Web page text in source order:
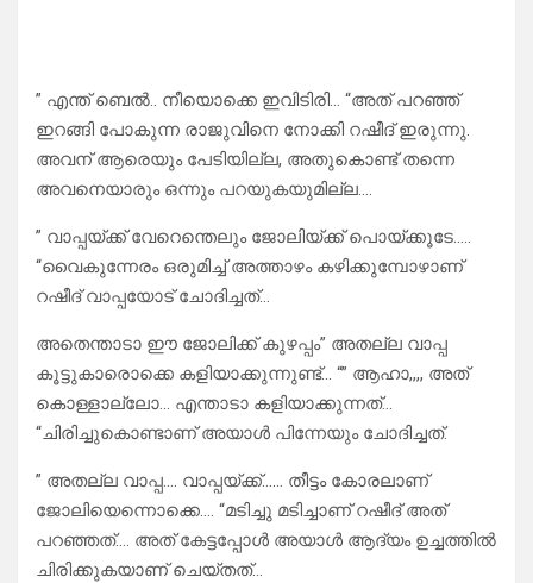
” എന്ത് ബെൽ.. നീയൊക്കെ ഇവിടിരി… “അത് പറഞ്ഞ്
ഇറങ്ങി പോകുന്ന രാജുവിനെ നോക്കി റഷീദ് ഇരുന്നു.
അവന് ആരെയും പേടിയില്ല, അതുകൊണ്ട് തന്നെ
അവനെയാരും ഒന്നും പറയുകയുമില്ല….
” വാപ്പയ്ക്ക് വേറെന്തെലും ജോലിയ്ക്ക് പൊയ്ക്കൂടേ…..
“വൈകുന്നേരം ഒരുമിച്ച് അത്താഴം കഴിക്കുമ്പോഴാണ്
റഷീദ് വാപ്പയോട് ചോദിച്ചത്…
അതെന്താടാ ഈ ജോലിക്ക് കുഴപ്പം” അതല്ല വാപ്പ
കൂട്ടുകാരൊക്കെ കളിയാക്കുന്നുണ്ട്… “” ആഹാ,,,, അത്
കൊള്ളാല്ലോ… എന്താടാ കളിയാക്കുന്നത്…
“ചിരിച്ചുകൊണ്ടാണ് അയാൾ പിന്നേയും ചോദിച്ചത്.
” അതല്ല വാപ്പ…. വാപ്പയ്ക്ക്…… തീട്ടം കോരലാണ്
ജോലിയെന്നൊക്കെ…. “മടിച്ചു മടിച്ചാണ് റഷീദ് അത്
പറഞ്ഞത്…. അത് കേട്ടപ്പോൾ അയാൾ ആദ്യം ഉച്ചത്തിൽ
ചിരിക്കുകയാണ് ചെയ്തത്…